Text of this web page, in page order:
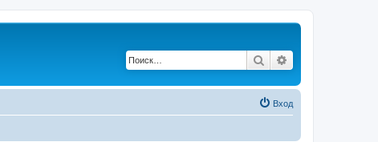
Поиск
Вход